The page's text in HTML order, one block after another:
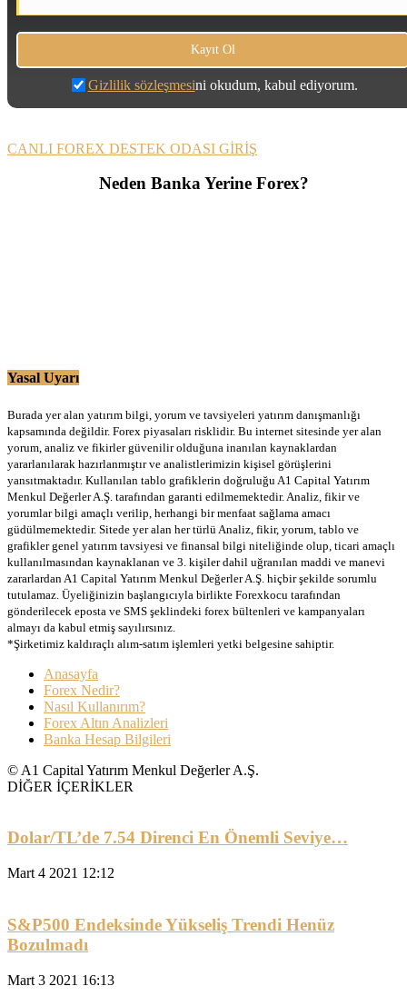
Gizlilik sözleşmesini okudum, kabul ediyorum.
CANLI FOREX DESTEK ODASI GİRİŞ
Neden Banka Yerine Forex?
Yasal Uyarı
Burada yer alan yatırım bilgi, yorum ve tavsiyeleri yatırım danışmanlığı
kapsamında değildir. Forex piyasaları risklidir. Bu internet sitesinde yer alan
yorum, analiz ve fikirler güvenilir olduğuna inanılan kaynaklardan
yararlanılarak hazırlanmıştır ve analistlerimizin kişisel görüşlerini
yansıtmaktadır. Kullanılan tablo grafiklerin doğruluğu A1 Capital Yatırım
Menkul Değerler A.Ş. tarafından garanti edilmemektedir. Analiz, fikir ve
yorumlar bilgi amaçlı verilip, herhangi bir menfaat sağlama amacı
güdülmemektedir. Sitede yer alan her türlü Analiz, fikir, yorum, tablo ve
grafikler genel yatırım tavsiyesi ve finansal bilgi niteliğinde olup, ticari amaçlı
kullanılmasından kaynaklanan ve 3. kişiler dahil uğranılan maddi ve manevi
zararlardan A1 Capital Yatırım Menkul Değerler A.Ş. hiçbir şekilde sorumlu
tutulamaz. Üyeliğinizin başlangıcıyla birlikte Forexkocu tarafından
gönderilecek eposta ve SMS şeklindeki forex bültenleri ve kampanyaları
almayı da kabul etmiş sayılırsınız.
*Şirketimiz kaldıraçlı alım-satım işlemleri yetki belgesine sahiptir.
Anasayfa
Forex Nedir?
Nasıl Kullanırım?
Forex Altın Analizleri
Banka Hesap Bilgileri
© A1 Capital Yatırım Menkul Değerler A.Ş.
DİĞER İÇERİKLER
Dolar/TL’de 7.54 Direnci En Önemli Seviye…
Mart 4 2021 12:12
S&P500 Endeksinde Yükseliş Trendi Henüz
Bozulmadı
Mart 3 2021 16:13